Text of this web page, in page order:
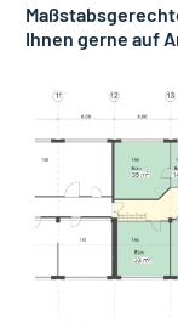
Ihnen gerne auf